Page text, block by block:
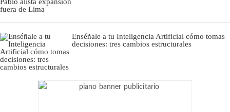
Enséñale a tu Inteligencia Artificial cómo tomas
decisiones: tres cambios estructurales